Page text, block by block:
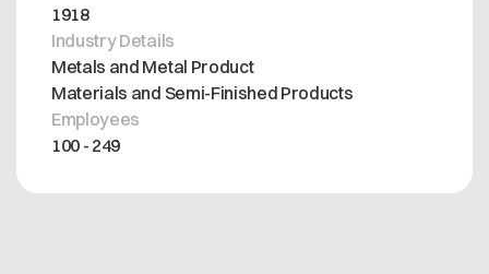
1918
Industry Details
Metals and Metal Product
Materials and Semi-Finished Products
Employees
100 - 249